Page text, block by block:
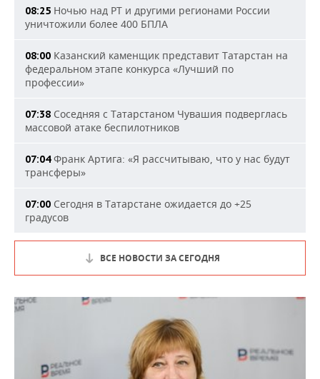
08:25 Ночью над РТ и другими регионами России
уничтожили более 400 БПЛА
08:00 Казанский каменщик представит Татарстан на
федеральном этапе конкурса «Лучший по
профессии»
07:38 Соседняя с Татарстаном Чувашия подверглась
массовой атаке беспилотников
07:04Франк Артига: «Я рассчитываю, что у нас будут
трансферы»
07:00 Сегодня в Татарстане ожидается до +25
градусов
ВСЕ НОВОСТИ ЗА СЕГОДНЯ